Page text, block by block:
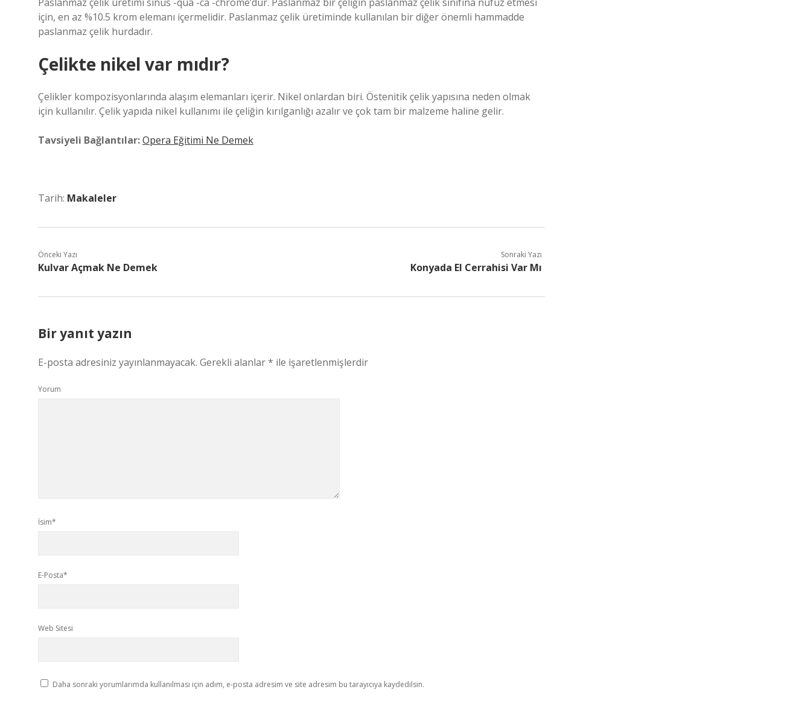
için, en az %10.5 krom elemanı içermelidir. Paslanmaz çelik üretiminde kullanılan bir diğer önemli hammadde
paslanmaz çelik hurdadır.
Çelikte nikel var mıdır?
Çelikler kompozisyonlarında alaşım elemanları içerir. Nikel onlardan biri. Östenitik çelik yapısına neden olmak
için kullanılır. Çelik yapıda nikel kullanımı ile çeliğin kırılganlığı azalır ve çok tam bir malzeme haline gelir.
Tavsiyeli Bağlantılar:Opera Eğitimi Ne Demek
Tarih: Makaleler
Önceki Yazı
Kulvar Açmak Ne Demek
Sonraki Yazı
Konyada El Cerrahisi Var Mı
Bir yanıt yazın
E-posta adresiniz yayınlanmayacak. Gerekli alanlar* ile işaretlenmişlerdir
Yorum
İsim*
E-Posta*
Web Sitesi
Daha sonraki yorumlarımda kullanılması için adım, e-posta adresim ve site adresim bu tarayıcıya kaydedilsin.